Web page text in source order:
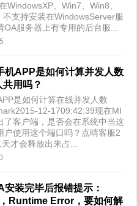
WindowsXP、Win7、Win8、
支持安装在WindowsServer服
服务器上有专用的后台服...
机APP是如何计算并发人数
用吗？
是如何计算在线并发人数
12-1709:42:39现在MI
了客户端，是否会在系统中当这
使用这个端口吗？点晴客服2
才会释放出来占...
装完毕后报错提示：
Runtime Error，要如何解